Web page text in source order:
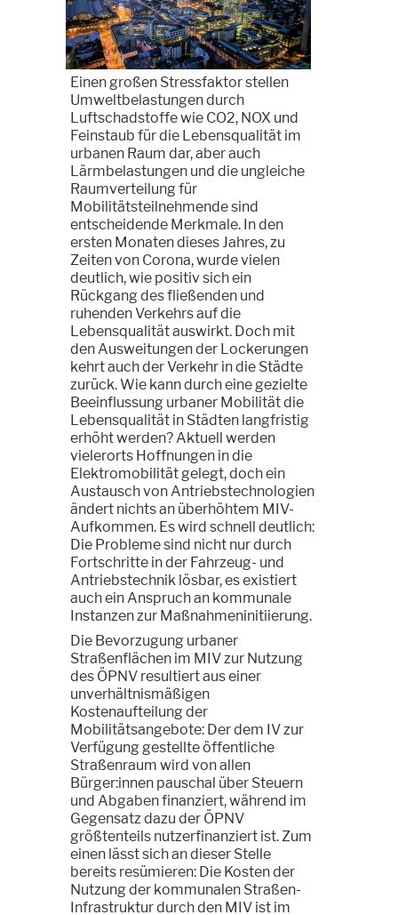
Einen großen Stressfaktor stellen
Umweltbelastungen durch
Luftschadstoffe wie CO2, NOX und
Feinstaub für die Lebensqualität im
urbanen Raum dar, aber auch
Lärmbelastungen und die ungleiche
Raumverteilung für
Mobilitätsteilnehmende sind
entscheidende Merkmale. In den
ersten Monaten dieses Jahres, zu
Zeiten von Corona, wurde vielen
deutlich, wie positiv sich ein
Rückgang des fließenden und
ruhenden Verkehrs auf die
Lebensqualität auswirkt. Doch mit
den Ausweitungen der Lockerungen
kehrt auch der Verkehr in die Städte
zurück. Wie kann durch eine gezielte
Beeinflussung urbaner Mobilität die
Lebensqualität in Städten langfristig
erhöht werden? Aktuell werden
vielerorts Hoffnungen in die
Elektromobilität gelegt, doch ein
Austausch von Antriebstechnologien
ändert nichts an überhöhtem MIV-
Aufkommen. Es wird schnell deutlich:
Die Probleme sind nicht nur durch
Fortschritte in der Fahrzeug- und
Antriebstechnik lösbar, es existiert
auch ein Anspruch an kommunale
Instanzen zur Maßnahmeninitiierung.
Die Bevorzugung urbaner
Straßenflächen im MIV zur Nutzung
des ÖPNV resultiert aus einer
unverhältnismäßigen
Kostenaufteilung der
Mobilitätsangebote: Der dem IV zur
Verfügung gestellte öffentliche
Straßenraum wird von allen
Bürger:innen pauschal über Steuern
und Abgaben finanziert, während im
Gegensatz dazu der ÖPNV
größtenteils nutzerfinanziert ist. Zum
einen lässt sich an dieser Stelle
bereits resümieren: Die Kosten der
Nutzung der kommunalen Straßen-
Infrastruktur durch den MIV ist im